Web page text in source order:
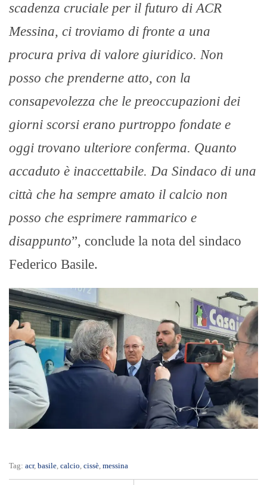
scadenza cruciale per il futuro di ACR
Messina, ci troviamo di fronte a una
procura priva di valore giuridico. Non
posso che prenderne atto, con la
consapevolezza che le preoccupazioni dei
giorni scorsi erano purtroppo fondate e
oggi trovano ulteriore conferma. Quanto
accaduto è inaccettabile. Da Sindaco di una
città che ha sempre amato il calcio non
posso che esprimere rammarico e
disappunto”, conclude la nota del sindaco
Federico Basile.
Tag: acr, basile calcio cissè messina